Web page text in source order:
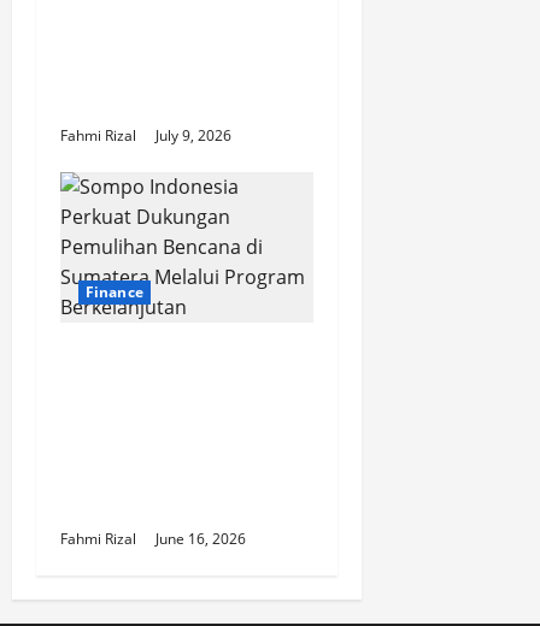
Fahmi Rizal July 9, 2026
Finance
Fahmi Rizal June 16, 2026